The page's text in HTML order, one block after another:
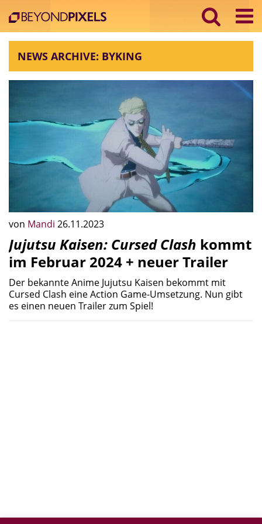
NEWS ARCHIVE: BYKING
von Mandi 26.11.2023
Jujutsu Kaisen: Cursed Clash kommt
im Februar 2024 + neuer Trailer
Der bekannte Anime Jujutsu Kaisen bekommt mit
Cursed Clash eine Action Game-Umsetzung. Nun gibt
es einen neuen Trailer zum Spiel!